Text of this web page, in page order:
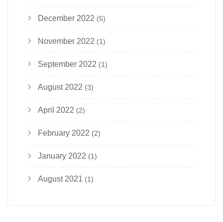
December 2022 (5)
November 2022 (1)
September 2022 (1)
August 2022 (3)
April 2022 (2)
February 2022 (2)
January 2022 (1)
August 2021 (1)